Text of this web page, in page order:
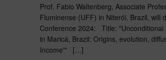
Prof. Fabio Waltenberg, Associate
Fluminense (UFF) in Niterói, Brazil, will
Conference 2024: Title:
in Maricá, Brazil: Origins, evolution,
Income'" […]